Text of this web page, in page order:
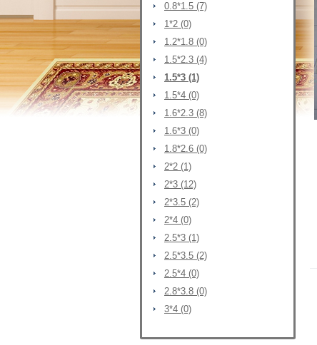
0.8*1.5 (7)
1*2 (0)
1.2*1.8 (0)
1.5*2.3 (4)
1.5*3 (1)
1.5*4 (0)
1.6*2.3 (8)
1.6*3 (0)
1.8*2.6 (0)
2*2 (1)
2*3 (12)
2*3.5 (2)
2*4 (0)
2.5*3 (1)
2.5*3.5 (2)
2.5*4 (0)
2.8*3.8 (0)
3*4 (0)